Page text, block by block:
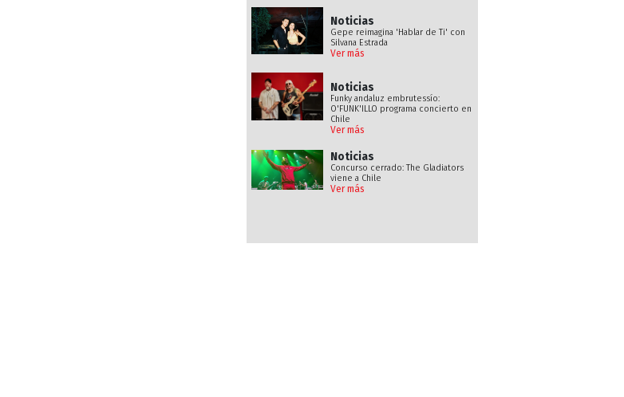
Noticias
Gepe reimagina 'Hablar de Ti' con
Silvana Estrada
Ver más
Noticias
Funky andaluz embrutessío:
O'FUNK'ILLO programa concierto en
Chile
Ver más
Noticias
Concurso cerrado: The Gladiators
viene a Chile
Ver más